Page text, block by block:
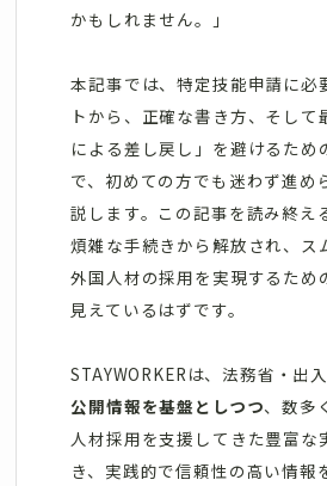
かもしれません。」
本記事では、特定技能申請に必
トから、正確な書き方、そして
による差し戻し」を避けるため
で、初めての方でも迷わず進め
説します。この記事を読み終え
煩雑な手続きから解放され、ス
外国人材の採用を実現するため
見えているはずです。
STAYWORKERは、法務省・出
公開情報を基盤としつつ、数多
人材採用を支援してきた豊富な
き、実践的で信頼性の高い情報